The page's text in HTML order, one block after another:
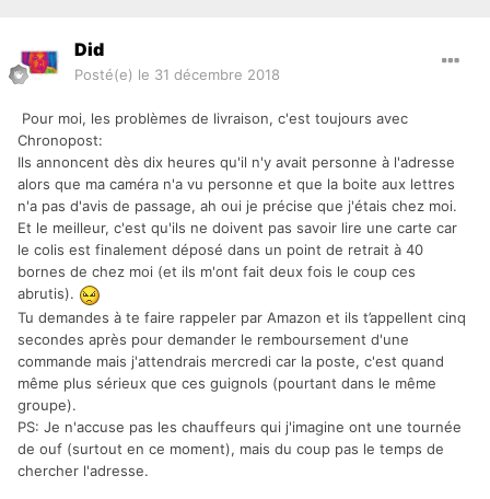
Did
Posté(e) le 31 décembre 2018
Pour moi, les problèmes de livraison, c'est toujours avec
Chronopost:
Ils annoncent dès dix heures qu'il n'y avait personne à l'adresse
alors que ma caméra n'a vu personne et que la boite aux lettres
n'a pas d'avis de passage, ah oui je précise que j'étais chez moi.
Et le meilleur, c'est qu'ils ne doivent pas savoir lire une carte car
le colis est finalement déposé dans un point de retrait à 40
bornes de chez moi (et ils m'ont fait deux fois le coup ces
abrutis).
Tu demandes à te faire rappeler par Amazon et ils t’appellent cinq
secondes après pour demander le remboursement d'une
commande mais j'attendrais mercredi car la poste, c'est quand
même plus sérieux que ces guignols (pourtant dans le même
groupe).
PS: Je n'accuse pas les chauffeurs qui j'imagine ont une tournée
de ouf (surtout en ce moment), mais du coup pas le temps de
chercher l'adresse.